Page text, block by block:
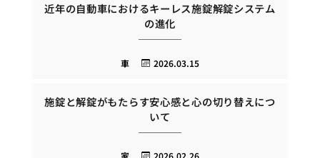
近年の自動車におけるキーレス施錠解錠システム
の進化
2026.03.15
車
施錠と解錠がもたらす安心感と心の切り替えにつ
いて